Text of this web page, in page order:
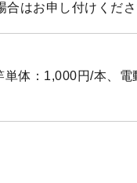
はお申し付けくださ
体：1,000円/本、電